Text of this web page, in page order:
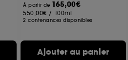
À partir de 165,00€
550,00€ / 100ml
2 contenances disponibles
Ajouter au panier